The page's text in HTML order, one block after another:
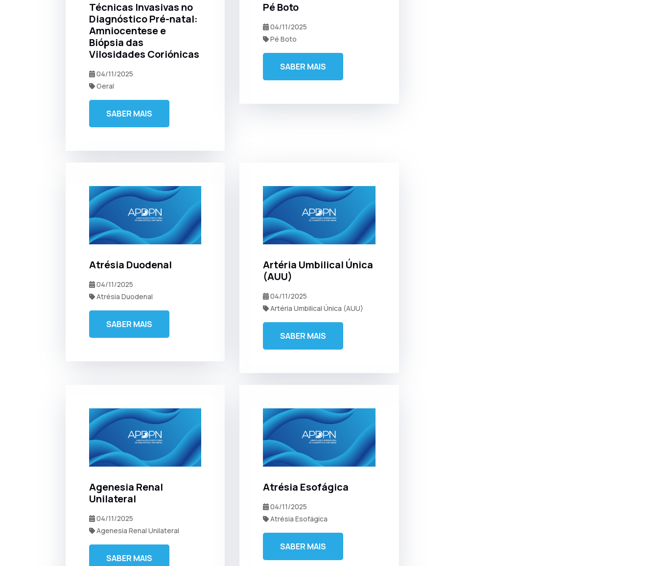
Técnicas Invasivas no
Diagnóstico Pré-natal:
Amniocentese e
Biópsia das
Vilosidades Coriónicas
04/11/2025
Geral
SABER MAIS
Pé Boto
04/11/2025
Pé Boto
SABER MAIS
Atrésia Duodenal
04/11/2025
Atrésia Duodenal
SABER MAIS
Artéria Umbilical Única
(AUU)
04/11/2025
Artéria Umbilical Única (AUU)
SABER MAIS
Agenesia Renal
Unilateral
04/11/2025
Agenesia Renal Unilateral
SABER MAIS
Atrésia Esofágica
04/11/2025
Atrésia Esofágica
SABER MAIS